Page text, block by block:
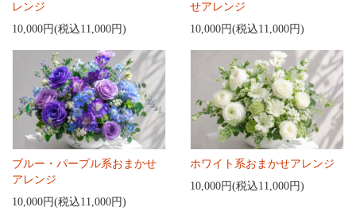
レンジ
10,000円(税込11,000円)
せアレンジ
10,000円(税込11,000円)
ブルー・パープル系おまかせ
アレンジ
10,000円(税込11,000円)
ホワイト系おまかせアレンジ
10,000円(税込11,000円)